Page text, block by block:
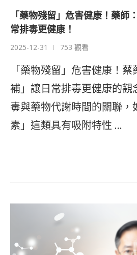
「藥物殘留」危害健康！藥師
常排毒更健康！
2025-12-31 753 觀看
「藥物殘留」危害健康！
補」讓日常排毒更健康的觀
毒與藥物代謝時間的關聯，
素」這類具有吸附特性 …